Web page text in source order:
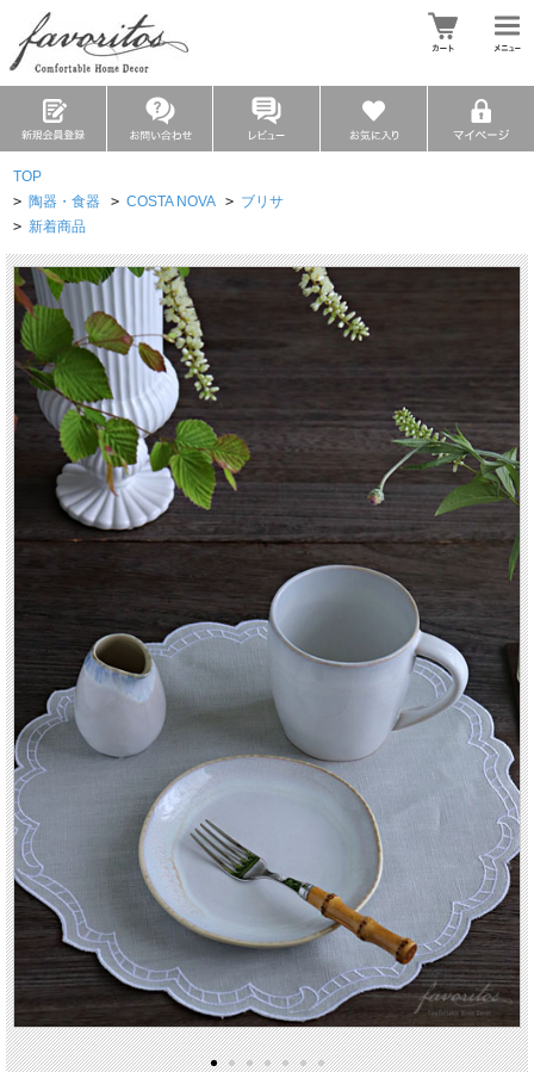
TOP
> 陶器・食器 > COSTA NOVA > ブリサ
> 新着商品